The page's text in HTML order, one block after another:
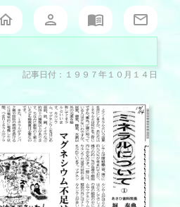
記事日付：１９９７年１０月１４日